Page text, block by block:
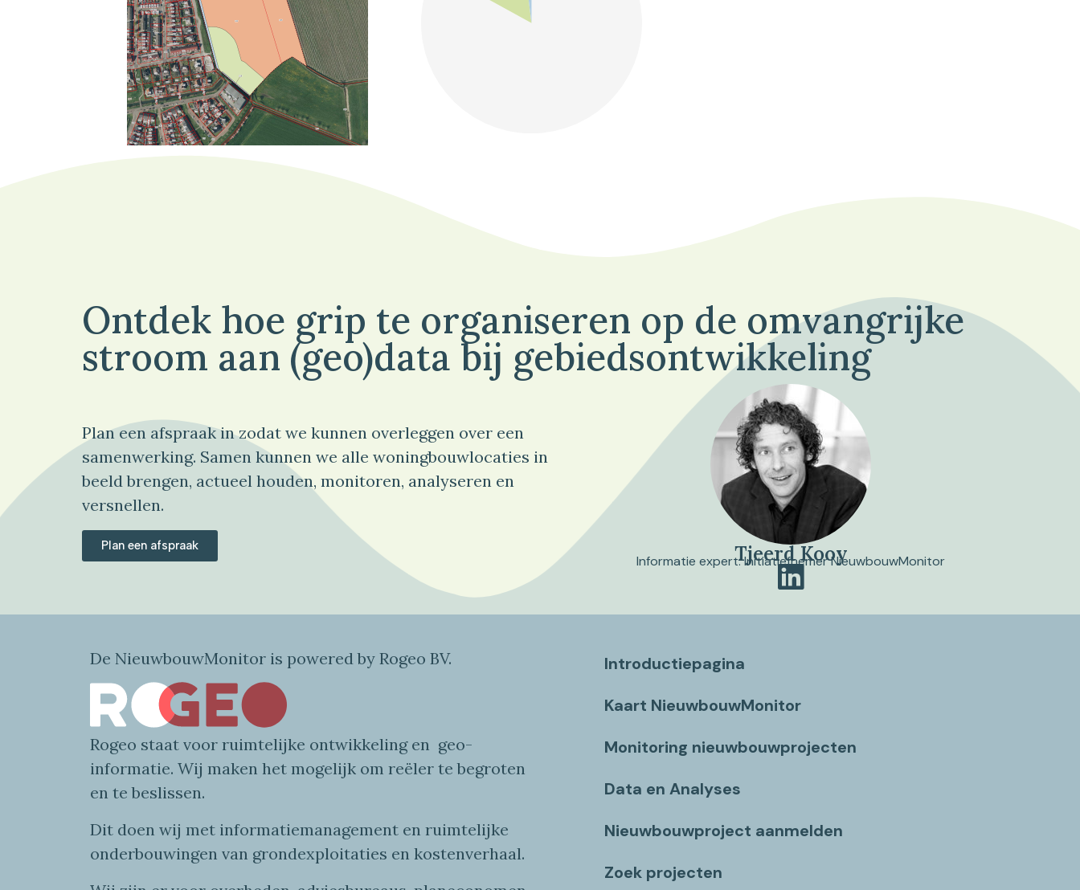
Ontdek hoe grip te organiseren op de omvangrijke
stroom aan (geo)data bij gebiedsontwikkeling
Plan een afspraak in zodat we kunnen overleggen over een
samenwerking. Samen kunnen we alle woningbouwlocaties in
beeld brengen, actueel houden, monitoren, analyseren en
versnellen.
Plan een afspraak Tjeerd Kooy
Informatie expert. Initiatiefnemer NieuwbouwMonitor
De NieuwbouwMonitor is powered by Rogeo BV.
Rogeo staat voor ruimtelijke ontwikkeling en geo-
informatie. Wij maken het mogelijk om reëler te begroten
en te beslissen.
Dit doen wij met informatiemanagement en ruimtelijke
onderbouwingen van grondexploitaties en kostenverhaal.
Introductiepagina
Kaart NieuwbouwMonitor
Monitoring nieuwbouwprojecten
Data en Analyses
Nieuwbouwproject aanmelden
Zoek projecten